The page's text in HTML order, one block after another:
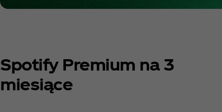
Spotify Premium na 3
miesiące​